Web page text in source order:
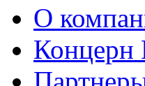
О
Концерн